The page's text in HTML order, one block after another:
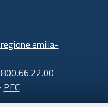
800.66.22.00
PEC